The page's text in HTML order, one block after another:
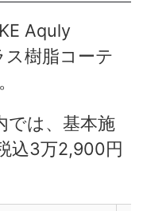
Aquly
樹脂コーテ
では、基本施
込3万2,900円